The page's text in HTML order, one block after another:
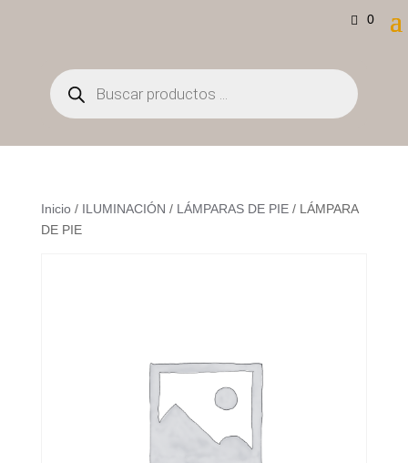
0
Búsqueda
de
productos
Inicio/ ILUMINACIÓN / LÁMPARAS DE PIE/ LÁMPARA
DE PIE